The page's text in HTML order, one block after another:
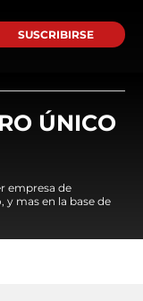
SUSCRIBIRSE
ÚNICO
empresa de
mas en la base de